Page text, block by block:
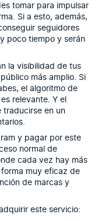
tomar para impulsar
Si a esto, además,
seguidores
poco tiempo y serán
la visibilidad de tus
más amplio. Si
el algoritmo de
relevante. Y el
traducirse en un
y pagar por este
normal de
cada vez hay más
muy eficaz de
de marcas y
este servicio: